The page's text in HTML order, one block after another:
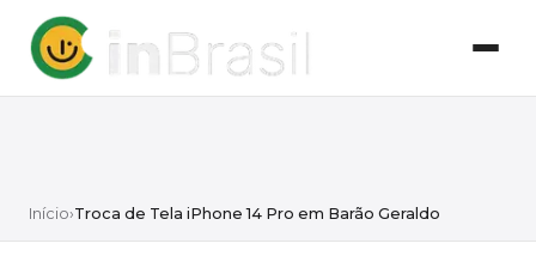
Início›Troca de Tela iPhone 14 Pro em Barão Geraldo